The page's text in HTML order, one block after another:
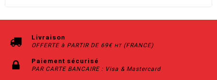
Livraison
OFFERTE à PARTIR DE 69€ HT(FRANCE)
Paiement sécurisé
PAR CARTE BANCAIRE : Visa & Mastercard